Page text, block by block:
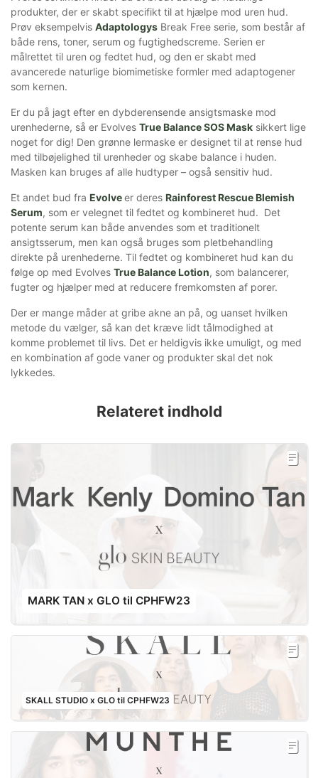
produkter, der er skabt specifikt til at hjælpe mod uren hud.
Prøv eksempelvis Adaptologys Break Free serie, som består af
både rens, toner, serum og fugtighedscreme. Serien er
målrettet til uren og fedtet hud, og den er skabt med
avancerede naturlige biomimetiske formler med adaptogener
som kernen.
Er du på jagt efter en dybderensende ansigtsmaske mod
urenhederne, så er Evolves True Balance SOS Mask sikkert lige
noget for dig! Den grønne lermaske er designet til at rense hud
med tilbøjelighed til urenheder og skabe balance i huden.
Masken kan bruges af alle hudtyper – også sensitiv hud.
Et andet bud fra Evolveer deres Rainforest Rescue Blemish
Serum, som er velegnet til fedtet og kombineret hud. Det
potente serum kan både anvendes som et traditionelt
ansigtsserum, men kan også bruges som pletbehandling
direkte på urenhederne. Til fedtet og kombineret hud kan du
følge op med Evolves True Balance Lotion, som balancerer,
fugter og hjælper med at reducere fremkomsten af porer.
Der er mange måder at gribe akne an på, og uanset hvilken
metode du vælger, så kan det kræve lidt tålmodighed at
komme problemet til livs. Det er heldigvis ikke umuligt, og med
en kombination af gode vaner og produkter skal det nok
lykkedes.
Relateret indhold
MARK TAN x GLO til CPHFW23
SKALL STUDIO x GLO til CPHFW23